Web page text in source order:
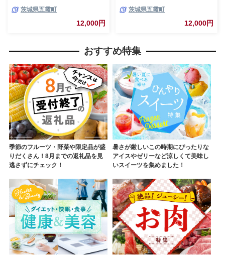
耐熱 一生もの 職人 こだわり
JIDA デザインミュージアムセ
レクション 茨城県 五霞町
茨城県五霞町
12,000円
耐熱 一生もの 職人 こだわり
JIDA デザインミュージアムセ
レクション 茨城県 五霞町
茨城県五霞町
12,000円
おすすめ特集
季節のフルーツ・野菜や限定品が盛
りだくさん！8月までの返礼品を見
逃さずにチェック！
暑さが厳しいこの時期にぴったりな
アイスやゼリーなど涼しくて美味し
いスイーツを集めました！